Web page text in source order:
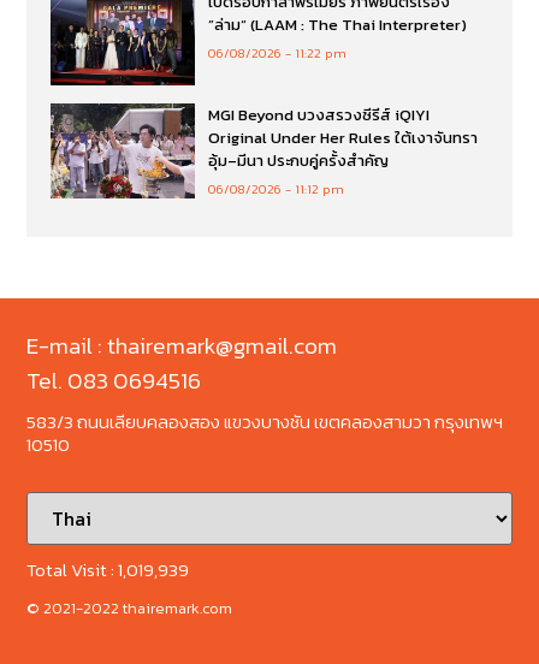
”ล่าม“ (LAAM : The Thai Interpreter)
06/08/2026 11:22 pm
MGI Beyond บวงสรวงซีรีส์ iQIYI
Original Under Her Rules ใต้เงาจันทรา
อุ้ม–มีนา ประกบคู่ครั้งสำคัญ
06/08/2026 11:12 pm
E-mail : thairemark@gmail.com
Tel. 083 0694516
583/3 ถนนเลียบคลองสอง แขวงบางชัน เขตคลองสามวา กรุงเทพฯ
10510
Total Visit :1,019,939
© 2021-2022 thairemark.com